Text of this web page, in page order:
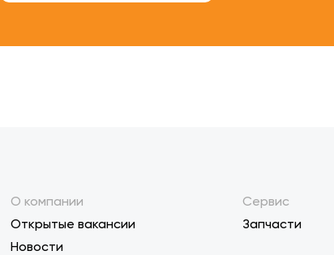
О компании
Открытые вакансии
Новости
Сервис
Запчасти